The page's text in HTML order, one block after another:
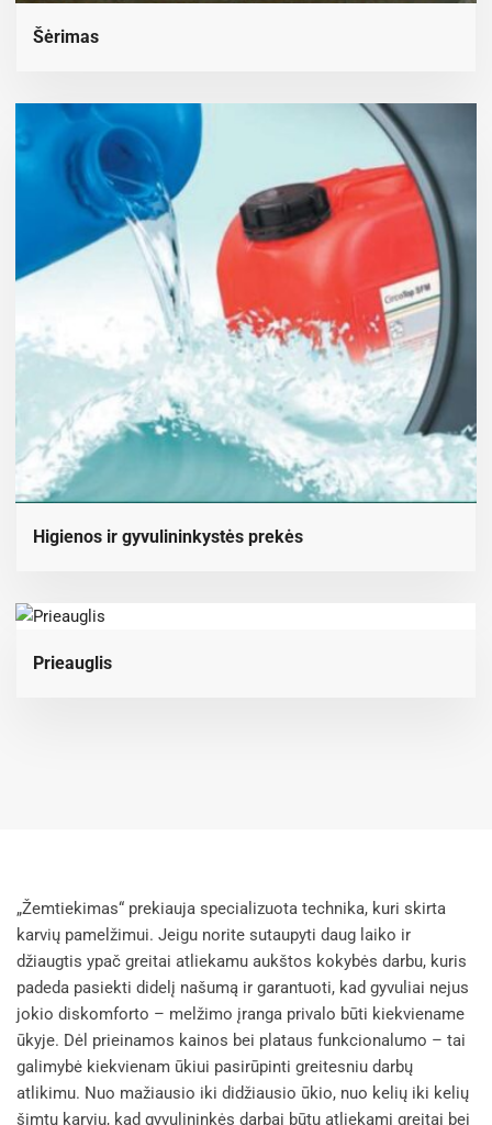
Šėrimas
Higienos ir gyvulininkystės prekės
Prieauglis
„Žemtiekimas“ prekiauja specializuota technika, kuri skirta
karvių pamelžimui. Jeigu norite sutaupyti daug laiko ir
džiaugtis ypač greitai atliekamu aukštos kokybės darbu, kuris
padeda pasiekti didelį našumą ir garantuoti, kad gyvuliai nejus
jokio diskomforto – melžimo įranga privalo būti kiekviename
ūkyje. Dėl prieinamos kainos bei plataus funkcionalumo – tai
galimybė kiekvienam ūkiui pasirūpinti greitesniu darbų
atlikimu. Nuo mažiausio iki didžiausio ūkio, nuo kelių iki kelių
šimtų karvių, kad gyvulininkės darbai būtų atliekami greitai bei